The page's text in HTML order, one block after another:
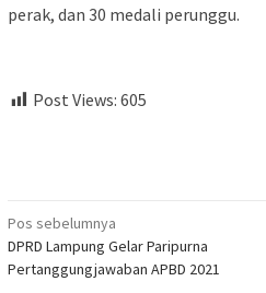
perak, dan 30 medali perunggu.
Post Views: 605
Navigasi
pos
Pos sebelumnya
DPRD Lampung Gelar Paripurna
Pertanggungjawaban APBD 2021